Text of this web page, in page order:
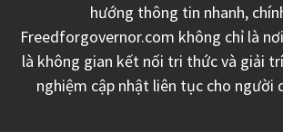
hướng thông tin nhanh,
Freedforgovernor.com không chỉ là
là không gian kết nối tri thức và giải
nghiệm cập nhật liên tục cho người